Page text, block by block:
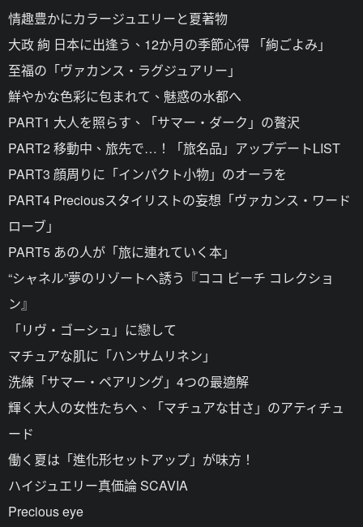
情趣豊かにカラージュエリーと夏著物
大政 絢 日本に出逢う、12か月の季節心得 「絢ごよみ」
至福の「ヴァカンス・ラグジュアリー」
鮮やかな色彩に包まれて、魅惑の水都へ
PART1 大人を照らす、「サマー・ダーク」の贅沢
PART2 移動中、旅先で…！「旅名品」アップデートLIST
PART3 顔周りに「インパクト小物」のオーラを
PART4 Preciousスタイリストの妄想「ヴァカンス・ワード
ローブ」
PART5 あの人が「旅に連れていく本」
“シャネル”夢のリゾートへ誘う『ココ ビーチ コレクショ
ン』
「リヴ・ゴーシュ」に戀して
マチュアな肌に「ハンサムリネン」
洗練「サマー・ペアリング」4つの最適解
輝く大人の女性たちへ、「マチュアな甘さ」のアティチュ
ード
働く夏は「進化形セットアップ」が味方！
ハイジュエリー真価論 SCAVIA
Precious eye